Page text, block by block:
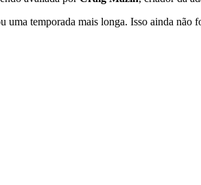
uma temporada mais longa. Isso ainda